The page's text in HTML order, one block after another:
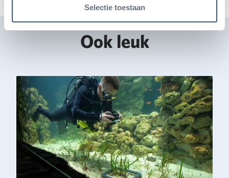
Selectie toestaan
Ook leuk